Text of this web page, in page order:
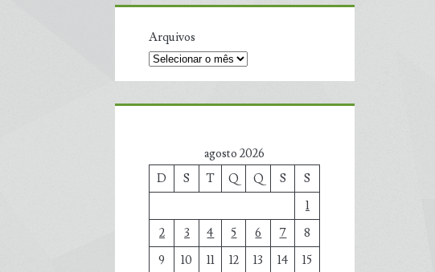
Arquivos
agosto 2026
D
S T Q Q S
S
1
2
3 4 5 6 7
8
9
10 11 12 13 14 15